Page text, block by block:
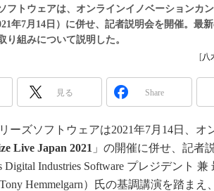
TECHNO-FRONTIER
人テク展
EdgeTech+
日本ものづくりワールド
AUTOMOTIVE WORLD
産業オープンネット展
組み込み画像技術
組み込みモデリング
ISO26262
3Dプリンタ
S＆OP
フトウェアは、オンラインイノベーションカ
年7月14日）に併せ、記者説明会を開催。最
組みについて説明した。
[八
見る Share
ズソフトウェアは2021年7月14日、オ
Live Japan 2021 」の開催に併せ、記者
Industries Software プレジデント
Hemmelgarn）氏の基調講演を踏まえ